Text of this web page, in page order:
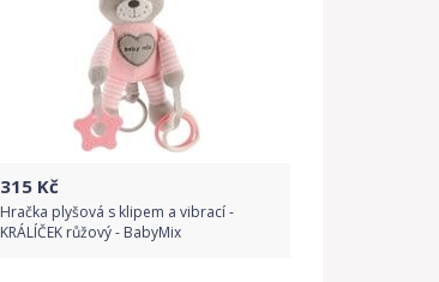
315 Kč
Hračka plyšová s klipem a vibrací -
KRÁLÍČEK růžový - BabyMix